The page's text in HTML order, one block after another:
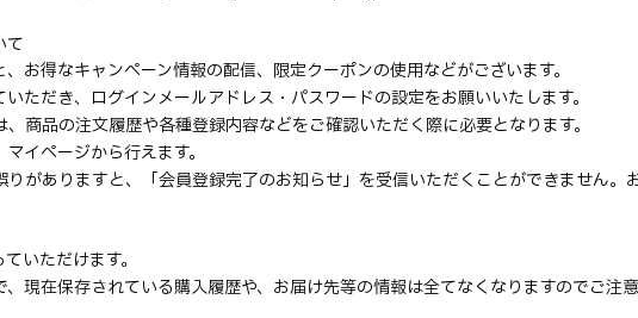
て
お得なキャンペーン情報の配信、限定クーポンの使用などがございます。
ただき、ログインメールアドレス・パスワードの設定をお願いいたします。
商品の注文履歴や各種登録内容などをご確認いただく際に必要となります。
イページから行えます。
がありますと、「会員登録完了のお知らせ」を受信いただくことができません。
いただけます。
現在保存されている購入履歴や、お届け先等の情報は全てなくなりますのでご注意